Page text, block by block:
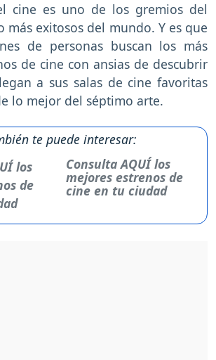
cine es uno de los gremios del
más exitosos del mundo. Y es que
de personas buscan los más
de cine con ansias de descubrir
a sus salas de cine favoritas
lo mejor del séptimo arte.
te puede interesar:
Consulta AQUÍ los
mejores estrenos de
cine en tu ciudad